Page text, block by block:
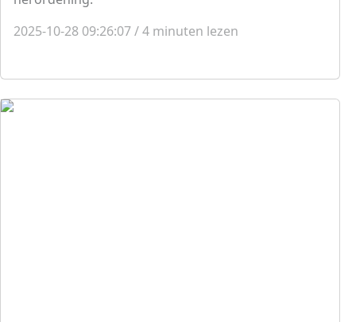
2025-10-28 09:26:07/4 minuten lezen